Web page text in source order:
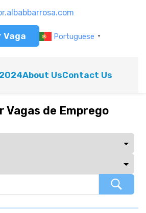
Vaga Portuguese ▼
About UsContact Us
Vagas de Emprego